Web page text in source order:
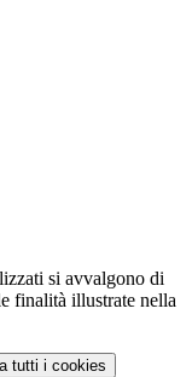
si avvalgono di
finalità illustrate nella
tutti i cookies